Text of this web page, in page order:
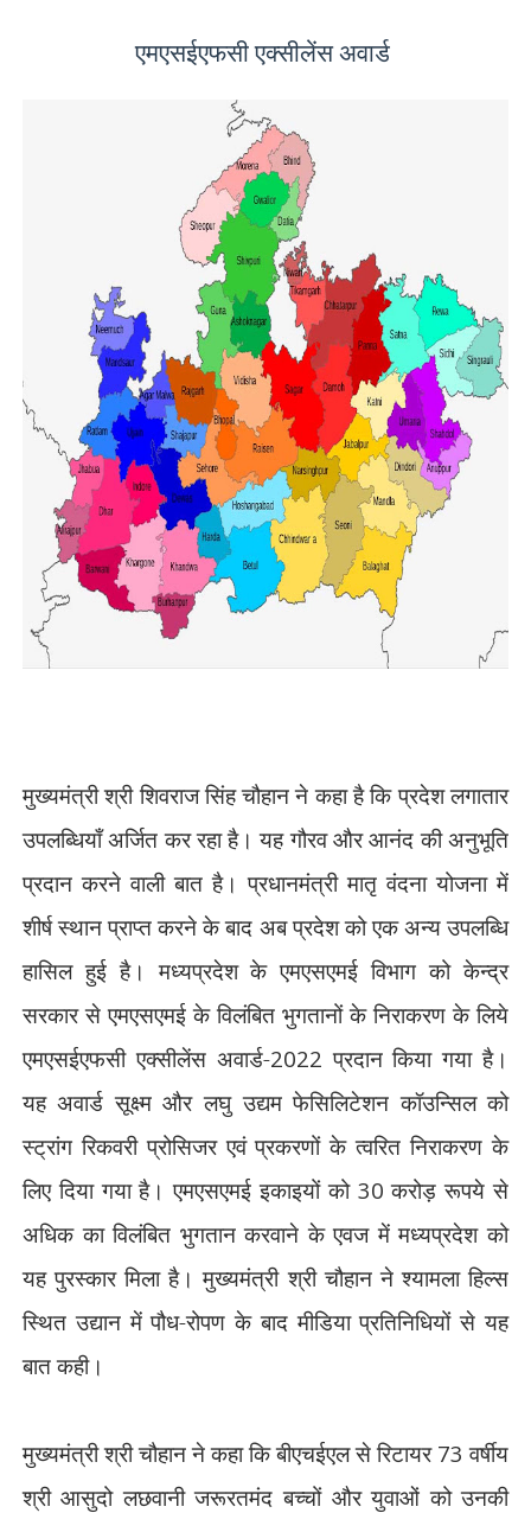
एमएसईएफसी एक्सीलेंस अवार्ड
मुख्यमंत्री श्री शिवराज सिंह चौहान ने कहा है कि प्रदेश लगातार
उपलब्धियाँ अर्जित कर रहा है। यह गौरव और आनंद की अनुभूति
प्रदान करने वाली बात है। प्रधानमंत्री मातृ वंदना योजना में
शीर्ष स्थान प्राप्त करने के बाद अब प्रदेश को एक अन्य उपलब्धि
हासिल हुई है। मध्यप्रदेश के एमएसएमई विभाग को केन्द्र
सरकार से एमएसएमई के विलंबित भुगतानों के निराकरण के लिये
एमएसईएफसी एक्सीलेंस अवार्ड-2022 प्रदान किया गया है।
यह अवार्ड सूक्ष्म और लघु उद्यम फेसिलिटेशन कॉउन्सिल को
स्ट्रांग रिकवरी प्रोसिजर एवं प्रकरणों के त्वरित निराकरण के
लिए दिया गया है। एमएसएमई इकाइयों को 30 करोड़ रूपये से
अधिक का विलंबित भुगतान करवाने के एवज में मध्यप्रदेश को
यह पुरस्कार मिला है। मुख्यमंत्री श्री चौहान ने श्यामला हिल्स
स्थित उद्यान में पौध-रोपण के बाद मीडिया प्रतिनिधियों से यह
बात कही।
मुख्यमंत्री श्री चौहान ने कहा कि बीएचईएल से रिटायर 73 वर्षीय
श्री आसुदो लछवानी जरूरतमंद बच्चों और युवाओं को उनकी